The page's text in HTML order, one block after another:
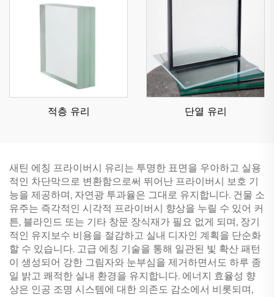
적층 유리 단열 유리
새틴 에칭 프라이버시 유리는 투명한 표면을 우아하고 실용
적인 차단막으로 변환함으로써 뛰어난 프라이버시 보호 기
능을 제공하며, 자연광 투과율은 그대로 유지합니다. 건물 소
유주는 즉각적인 시각적 프라이버시 향상을 누릴 수 있어 커
튼, 블라인드 또는 기타 창문 장식재가 필요 없게 되며, 장기
적인 유지보수 비용을 절감하고 실내 디자인 계획을 단순화
할 수 있습니다. 고급 에칭 기술을 통해 일관된 빛 확산 패턴
이 생성되어 강한 그림자와 눈부심을 제거하면서도 하루 종
일 밝고 쾌적한 실내 환경을 유지합니다. 에너지 효율성 향
상은 인공 조명 시스템에 대한 의존도 감소에서 비롯되며,